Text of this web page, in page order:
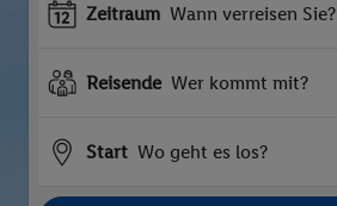
Zeitraum Wann verreisen Sie?
Reisende Wer kommt mit?
Start Wo geht es los?